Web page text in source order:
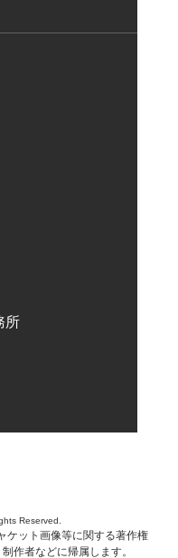
所
Reserved.
ケット画像等に関する著作権
作者などに帰属します。